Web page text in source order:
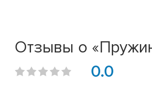
Отзывы о
0.0